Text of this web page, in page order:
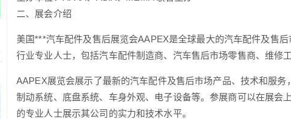
二、展会介绍
美国***汽车配件及售后展览会AAPEX是全球最大的汽车配件及售
行业专业人士，包括汽车配件制造商、汽车售后市场零售商、维修
AAPEX展览会展示了最新的汽车配件及售后市场产品、技术和服
制动系统、底盘系统、车身外观、电子设备等。参展商可以在展
的专业人士展示其公司的实力和技术水平。